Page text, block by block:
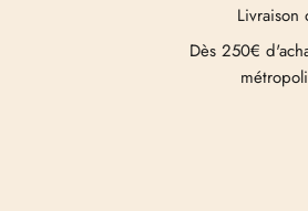
Livraison
Dès 250€